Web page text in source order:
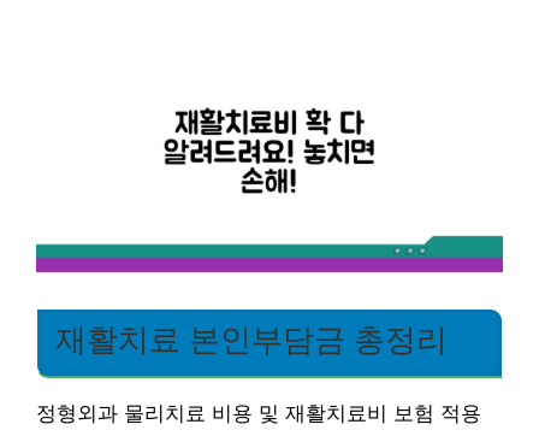
재활치료 본인부담금 총정리
정형외과 물리치료 비용 및 재활치료비 보험 적용